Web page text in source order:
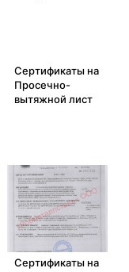
Сертификаты на
Просечно-
вытяжной лист
Сертификаты на